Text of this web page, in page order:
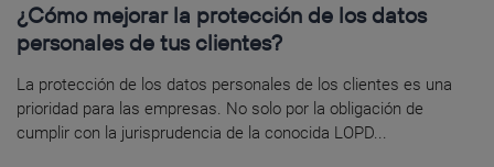
¿Cómo mejorar la protección de los datos
personales de tus clientes?
La protección de los datos personales de los clientes es una
prioridad para las empresas. No solo por la obligación de
cumplir con la jurisprudencia de la conocida LOPD...